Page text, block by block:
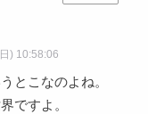
) 10:58:06
とこなのよね。
ですよ。